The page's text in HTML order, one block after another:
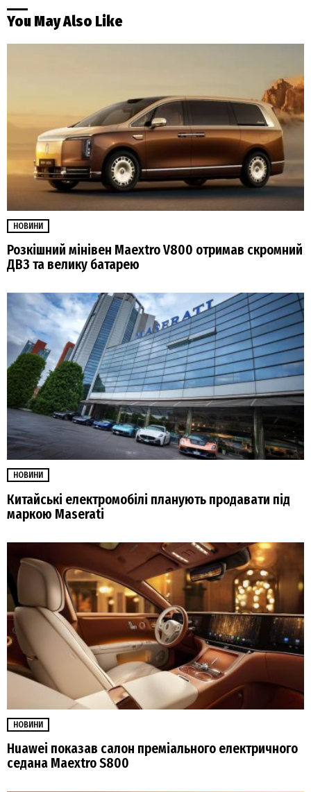
You May Also Like
НОВИНИ
Розкішний мінівен Maextro V800 отримав скромний
ДВЗ та велику батарею
НОВИНИ
Китайські електромобілі планують продавати під
маркою Maserati
НОВИНИ
Huawei показав салон преміального електричного
седана Maextro S800